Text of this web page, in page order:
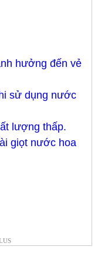
hưởng đến vẻ
sử dụng nước
lượng thấp.
giọt nước hoa